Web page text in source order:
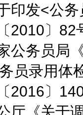
印发<公
2010〕
公务员局
员录用
2016〕